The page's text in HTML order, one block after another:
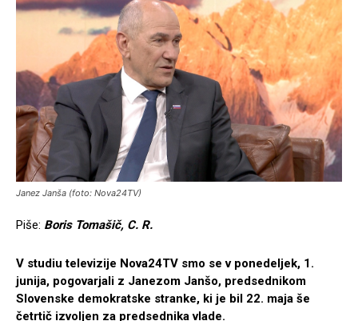
Janez Janša (foto: Nova24TV)
Piše: Boris Tomašič, C. R.
V studiu televizije Nova24TV smo se v ponedeljek, 1.
junija, pogovarjali z Janezom Janšo, predsednikom
Slovenske demokratske stranke, ki je bil 22. maja še
četrtič izvoljen za predsednika vlade.